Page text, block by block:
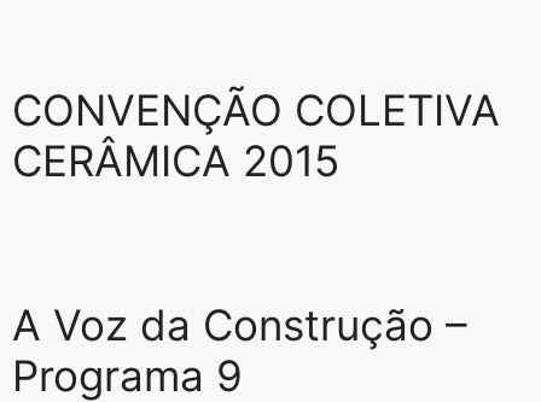
CONVENÇÃO COLETIVA
CERÂMICA 2015
A Voz da Construção –
Programa 9